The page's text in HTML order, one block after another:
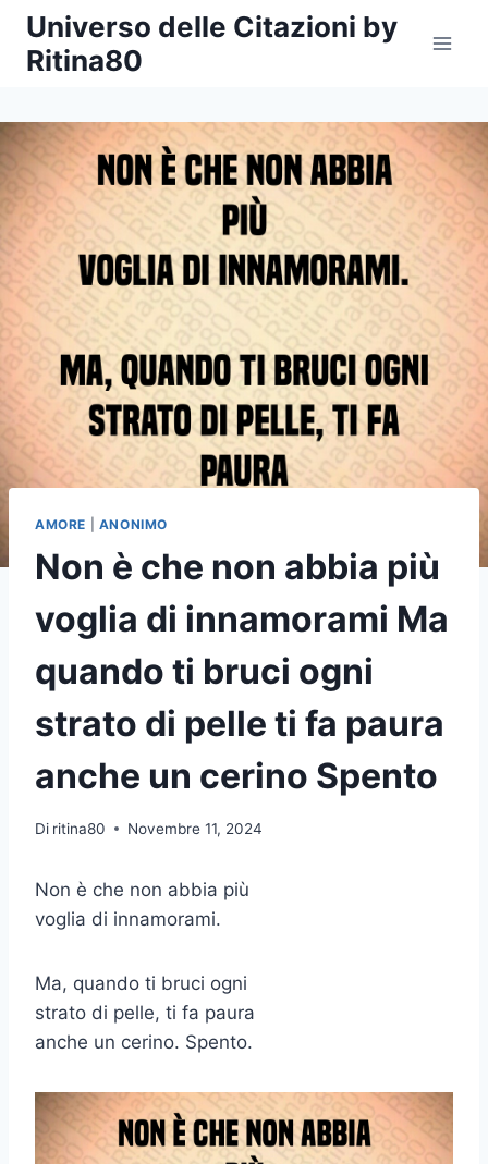
Salta
contenuto
Universo delle Citazioni by
Ritina80
AMORE ANONIMO
Non è che non abbia più
voglia di innamorami Ma
quando ti bruci ogni
strato di pelle ti fa paura
anche un cerino Spento
Di ritina80 Novembre 11, 2024
Non è che non abbia più
voglia di innamorami.
Ma, quando ti bruci ogni
strato di pelle, ti fa paura
anche un cerino. Spento.